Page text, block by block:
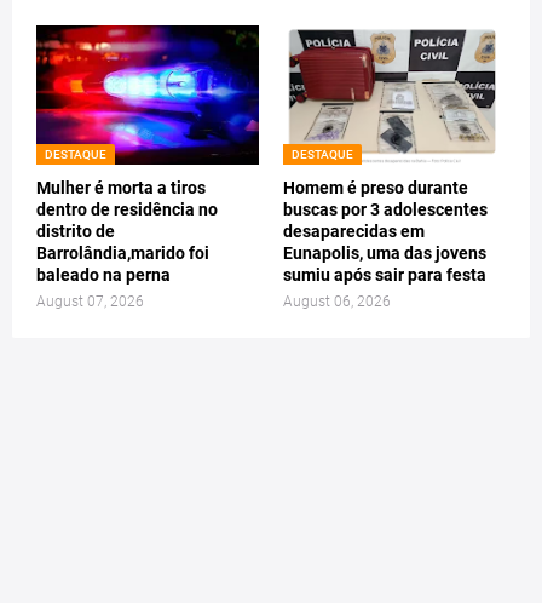
DESTAQUE
Mulher é morta a tiros
dentro de residência no
distrito de
Barrolândia,marido foi
baleado na perna
August 07, 2026
DESTAQUE
Homem é preso durante
buscas por 3 adolescentes
desaparecidas em
Eunapolis, uma das jovens
sumiu após sair para festa
August 06, 2026